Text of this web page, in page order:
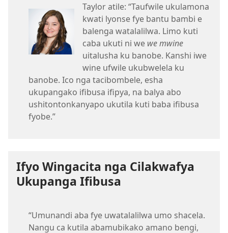
Taylor atile: “Taufwile ukulamona
kwati lyonse fye bantu bambi e
balenga watalalilwa. Limo kuti
caba ukuti ni we we mwine
uitalusha ku banobe. Kanshi iwe
wine ufwile ukubwelela ku
banobe. Ico nga tacibombele, esha
ukupangako ifibusa ifipya, na balya abo
ushitontonkanyapo ukutila kuti baba ifibusa
fyobe.”
Ifyo Wingacita nga Cilakwafya
Ukupanga Ifibusa
“Umunandi aba fye uwatalalilwa umo shacela.
Nangu ca kutila abamubikako amano bengi,